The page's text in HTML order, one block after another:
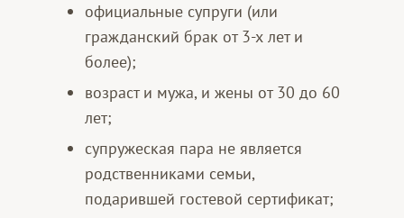
официальные супруги (или
гражданский брак от 3-х лет и
более);
возраст и мужа, и жены от 30 до 60
лет;
супружеская пара не является
родственниками семьи,
подарившей гостевой сертификат;